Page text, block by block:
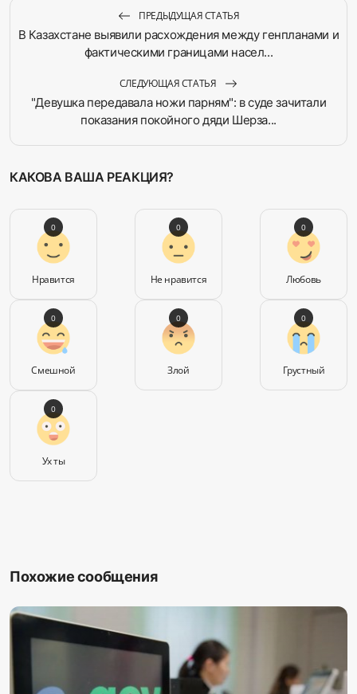
ПРЕДЫДУЩАЯ СТАТЬЯ
В Казахстане выявили расхождения между генпланами и
фактическими границами насел...
СЛЕДУЮЩАЯ СТАТЬЯ
"Девушка передавала ножи парням": в суде зачитали
показания покойного дяди Шерза...
КАКОВА ВАША РЕАКЦИЯ?
Нравится
0
Не нравится
0
Любовь
0
Смешной
0
Злой
0
Грустный
0
Ух ты
0
Похожие сообщения